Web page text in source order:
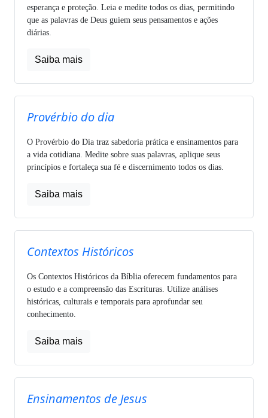
esperança e proteção. Leia e medite todos os dias, permitindo
que as palavras de Deus guiem seus pensamentos e ações
diárias.
Saiba mais
Provérbio do dia
O Provérbio do Dia traz sabedoria prática e ensinamentos para
a vida cotidiana. Medite sobre suas palavras, aplique seus
princípios e fortaleça sua fé e discernimento todos os dias.
Saiba mais
Contextos Históricos
Os Contextos Históricos da Bíblia oferecem fundamentos para
o estudo e a compreensão das Escrituras. Utilize análises
históricas, culturais e temporais para aprofundar seu
conhecimento.
Saiba mais
Ensinamentos de Jesus